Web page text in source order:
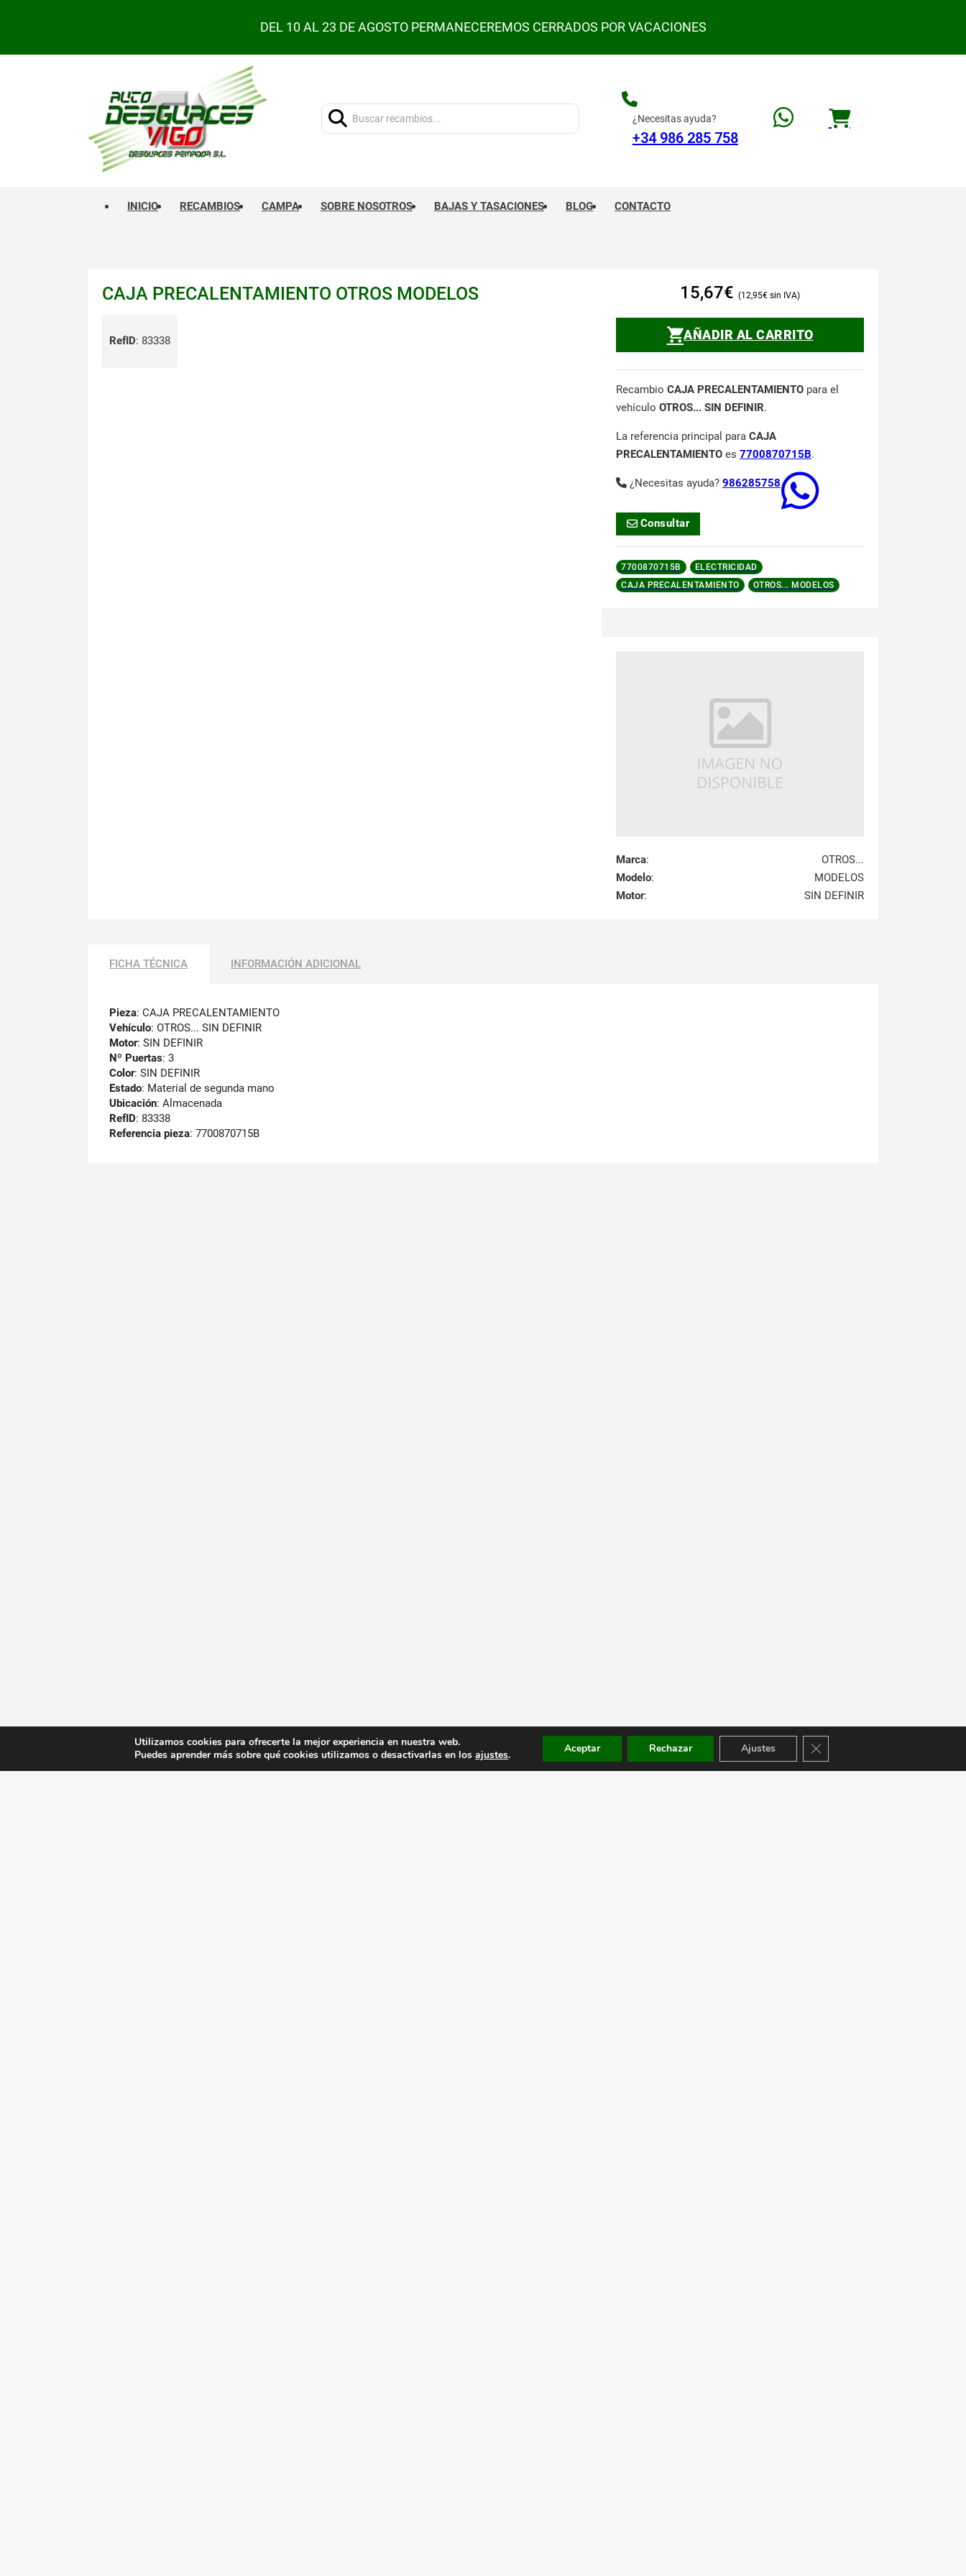
DEL 10 AL 23 DE AGOSTO PERMANECEREMOS CERRADOS POR VACACIONES
Buscar:
¿Necesitas ayuda?
+34 986 285 758
INICIO RECAMBIOS CAMPA SOBRE NOSOTROS BAJAS Y TASACIONES BLOG CONTACTO
CAJA PRECALENTAMIENTO OTROS MODELOS
RefID: 83338
15,67€ 12,95€
AÑADIR AL CARRITO
Recambio CAJA PRECALENTAMIENTO para el
vehículo OTROS... SIN DEFINIR.
La referencia principal para CAJA
PRECALENTAMIENTO es 7700870715B.
¿Necesitas ayuda? 986285758
Consultar
7700870715B
ELECTRICIDAD
CAJA PRECALENTAMIENTO
OTROS... MODELOS
Marca:
OTROS...
Modelo:
MODELOS
Motor: SIN DEFINIR
FICHA TÉCNICA INFORMACIÓN ADICIONAL
Pieza: CAJA PRECALENTAMIENTO
Vehículo: OTROS... SIN DEFINIR
Motor: SIN DEFINIR
Nº Puertas: 3
Color: SIN DEFINIR
Estado: Material de segunda mano
Ubicación: Almacenada
RefID: 83338
Referencia pieza: 7700870715B
Utilizamos cookies para ofrecerte la mejor experiencia en nuestra web.
Puedes aprender más sobre qué cookies utilizamos o desactivarlas en losajustes. Aceptar Rechazar Ajustes Cerrar el banner de cookies RGPD